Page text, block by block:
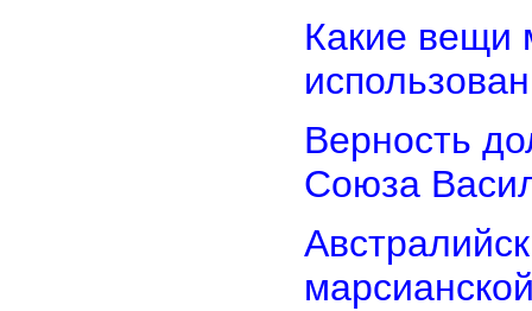
Какие вещи
Верность
Союза